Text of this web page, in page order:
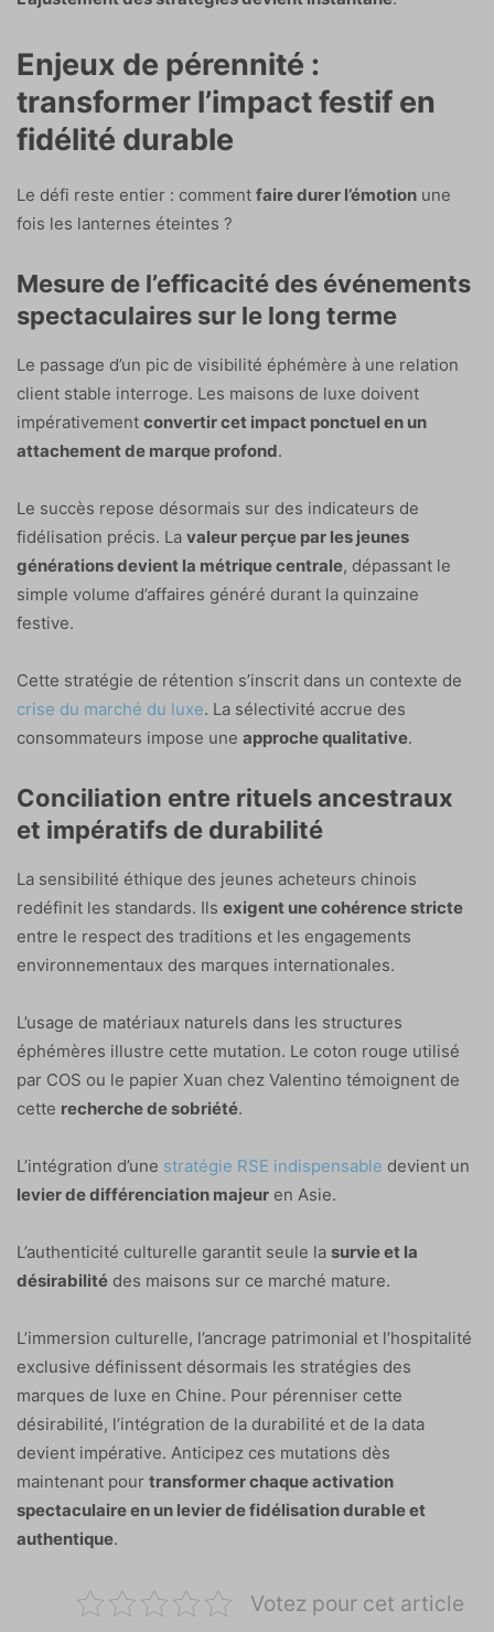
Enjeux de pérennité :
transformer l’impact festif en
fidélité durable
Le défi reste entier : comment faire durer l’émotion une
fois les lanternes éteintes ?
Mesure de l’efficacité des événements
spectaculaires sur le long terme
Le passage d’un pic de visibilité éphémère à une relation
client stable interroge. Les maisons de luxe doivent
impérativement convertir cet impact ponctuel en un
attachement de marque profond.
Le succès repose désormais sur des indicateurs de
fidélisation précis. La valeur perçue par les jeunes
générations devient la métrique centrale, dépassant le
simple volume d’affaires généré durant la quinzaine
festive.
Cette stratégie de rétention s’inscrit dans un contexte de
crise du marché du luxe. La sélectivité accrue des
consommateurs impose une approche qualitative.
Conciliation entre rituels ancestraux
et impératifs de durabilité
La sensibilité éthique des jeunes acheteurs chinois
redéfinit les standards. Ils exigent une cohérence stricte
entre le respect des traditions et les engagements
environnementaux des marques internationales.
L’usage de matériaux naturels dans les structures
éphémères illustre cette mutation. Le coton rouge utilisé
par COS ou le papier Xuan chez Valentino témoignent de
cette recherche de sobriété.
L’intégration d’une stratégie RSE indispensable devient un
levier de différenciation majeur en Asie.
L’authenticité culturelle garantit seule la survie et la
désirabilité des maisons sur ce marché mature.
L’immersion culturelle, l’ancrage patrimonial et l’hospitalité
exclusive définissent désormais les stratégies des
marques de luxe en Chine. Pour pérenniser cette
désirabilité, l’intégration de la durabilité et de la data
devient impérative. Anticipez ces mutations dès
maintenant pour transformer chaque activation
spectaculaire en un levier de fidélisation durable et
authentique.
Votez pour cet article